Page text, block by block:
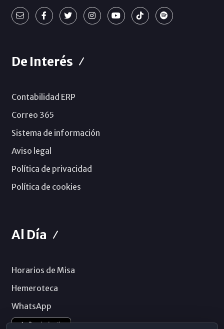
De Interés
Contabilidad ERP
Correo 365
Sistema de información
Aviso legal
Política de privacidad
Política de cookies
Al Día
Horarios de Misa
Hemeroteca
WhatsApp